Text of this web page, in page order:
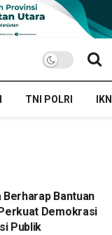
TNI POLRI IKN
Berharap Bantuan
Demokrasi
Publik